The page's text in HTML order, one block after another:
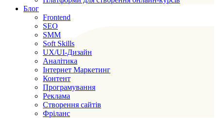
Блог
Frontend
SEO
SMM
Soft Skills
UX/UI-Дизайн
Аналітика
Інтернет Маркетинг
Контент
Програмування
Реклама
Створення сайтів
Фріланс